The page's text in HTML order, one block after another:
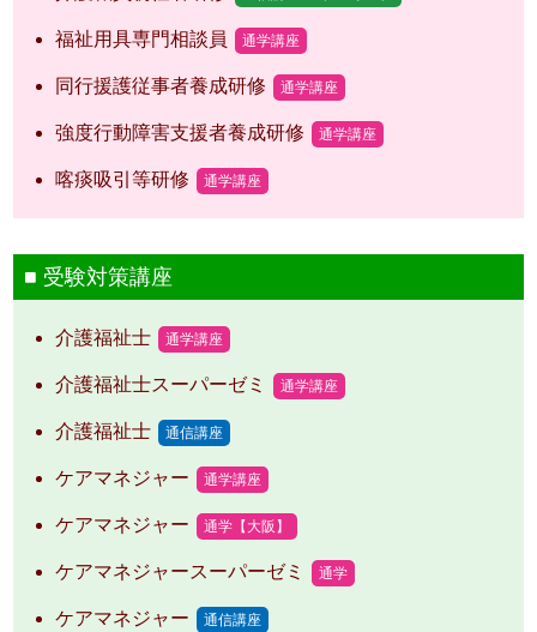
福祉用具専門相談員 通学講座
同行援護従事者養成研修 通学講座
強度行動障害支援者養成研修 通学講座
喀痰吸引等研修 通学講座
受験対策講座
介護福祉士 通学講座
介護福祉士スーパーゼミ 通学講座
介護福祉士 通信講座
ケアマネジャー 通学講座
ケアマネジャー 通学【大阪】
ケアマネジャースーパーゼミ 通学
ケアマネジャー 通信講座